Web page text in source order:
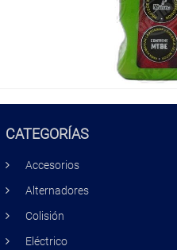
CATEGORÍAS
Accesorios
Alternadores
Colisión
Eléctrico